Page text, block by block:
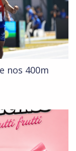
nos 400m